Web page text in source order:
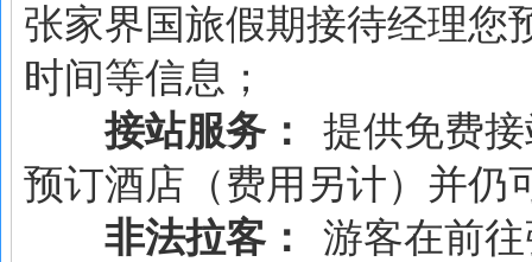
张家界国旅假期接待经理您
时间等信息；
接站服务：
提供免费
预订酒店（费用另计）并仍
非法拉客：
游客在前